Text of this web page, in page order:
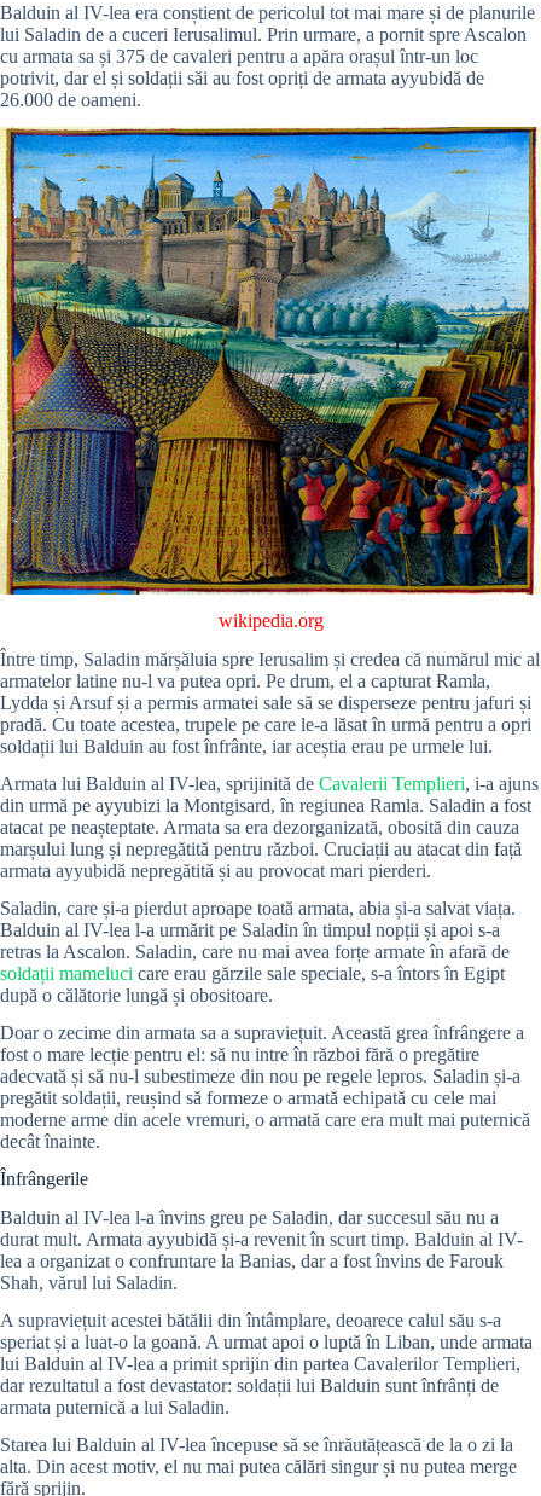
Balduin al IV-lea era conștient de pericolul tot mai mare și de planurile
lui Saladin de a cuceri Ierusalimul. Prin urmare, a pornit spre Ascalon
cu armata sa și 375 de cavaleri pentru a apăra orașul într-un loc
potrivit, dar el și soldații săi au fost opriți de armata ayyubidă de
26.000 de oameni.
wikipedia.org
Între timp, Saladin mărșăluia spre Ierusalim și credea că numărul mic al
armatelor latine nu-l va putea opri. Pe drum, el a capturat Ramla,
Lydda și Arsuf și a permis armatei sale să se disperseze pentru jafuri și
pradă. Cu toate acestea, trupele pe care le-a lăsat în urmă pentru a opri
soldații lui Balduin au fost înfrânte, iar aceștia erau pe urmele lui.
Armata lui Balduin al IV-lea, sprijinită de Cavalerii Templieri, i-a ajuns
din urmă pe ayyubizi la Montgisard, în regiunea Ramla. Saladin a fost
atacat pe neașteptate. Armata sa era dezorganizată, obosită din cauza
marșului lung și nepregătită pentru război. Cruciații au atacat din față
armata ayyubidă nepregătită și au provocat mari pierderi.
Saladin, care și-a pierdut aproape toată armata, abia și-a salvat viața.
Balduin al IV-lea l-a urmărit pe Saladin în timpul nopții și apoi s-a
retras la Ascalon. Saladin, care nu mai avea forțe armate în afară de
soldații mameluci care erau gărzile sale speciale, s-a întors în Egipt
după o călătorie lungă și obositoare.
Doar o zecime din armata sa a supraviețuit. Această grea înfrângere a
fost o mare lecție pentru el: să nu intre în război fără o pregătire
adecvată și să nu-l subestimeze din nou pe regele lepros. Saladin și-a
pregătit soldații, reușind să formeze o armată echipată cu cele mai
moderne arme din acele vremuri, o armată care era mult mai puternică
decât înainte.
Înfrângerile
Balduin al IV-lea l-a învins greu pe Saladin, dar succesul său nu a
durat mult. Armata ayyubidă și-a revenit în scurt timp. Balduin al IV-
lea a organizat o confruntare la Banias, dar a fost învins de Farouk
Shah, vărul lui Saladin.
A supraviețuit acestei bătălii din întâmplare, deoarece calul său s-a
speriat și a luat-o la goană. A urmat apoi o luptă în Liban, unde armata
lui Balduin al IV-lea a primit sprijin din partea Cavalerilor Templieri,
dar rezultatul a fost devastator: soldații lui Balduin sunt înfrânți de
armata puternică a lui Saladin.
Starea lui Balduin al IV-lea începuse să se înrăutățească de la o zi la
alta. Din acest motiv, el nu mai putea călări singur și nu putea merge
fără sprijin.